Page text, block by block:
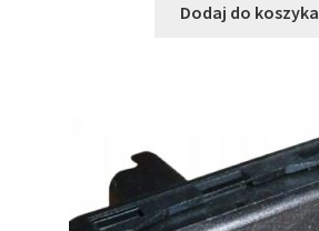
Dodaj do koszyka